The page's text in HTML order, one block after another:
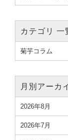
カテゴリ 一
菊芋コラム
月別アーカ
2026年8月
2026年7月